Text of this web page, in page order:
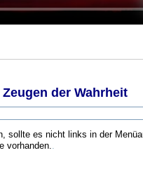
Zeugen der Wahrheit
sollte es nicht links in der
vorhanden..